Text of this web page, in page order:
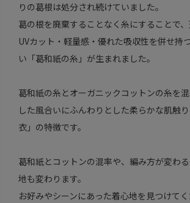
りの葛根は処分され続けていました。
葛の根を廃棄することなく糸にすることで
UVカット・軽量感・優れた吸収性を併せ持
い「葛和紙の糸」が生まれました。
葛和紙の糸とオーガニックコットンの糸を
した風合いにふんわりとした柔らかな肌触
衣」の特徴です。
葛和紙とコットンの混率や、編み方が変わ
地も変わります。
お好みやシーンにあった着心地を見つけて